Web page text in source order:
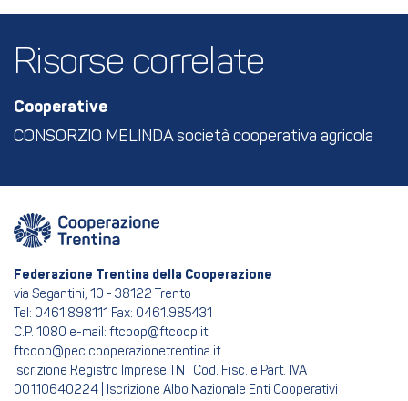
Risorse correlate
Cooperative
CONSORZIO MELINDA società cooperativa agricola
Federazione Trentina della Cooperazione
via Segantini, 10 - 38122 Trento
Tel: 0461.898111 Fax: 0461.985431
C.P. 1080 e-mail: ftcoop@ftcoop.it
ftcoop@pec.cooperazionetrentina.it
Iscrizione Registro Imprese TN | Cod. Fisc. e Part. IVA
00110640224 | Iscrizione Albo Nazionale Enti Cooperativi